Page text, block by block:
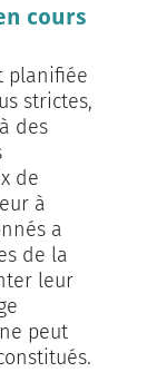
cours
planifiée
strictes,
des
de
à
a
de la
leur
peut